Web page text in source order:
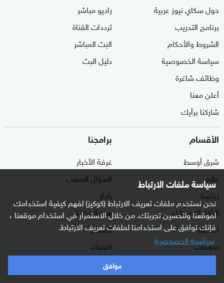
سياسة ملفات الارتباط
نحن نستخدم ملفات تعريف الارتباط (كوكيز) لفهم كيفية استخدامك
لموقعنا ولتحسين تجربتك. من خلال الاستمرار في استخدام موقعنا ،
فإنك توافق على استخدامنا لملفات تعريف الارتباط.
سياسية الخصوصية
موافق
حول سكاي نيوز عربية
برنامج التدريب
الشروط والأحكام
سياسة الخصوصية
وظائف شاغرة
أعلن معنا
شاركنا برأيك
راديو مباشر
ترددات القناة
البث المباشر
دليل البث
الأقسام
شرق أوسط
عالم
رياضة
الذكاء الاصطناعي
اقتصاد
منوعات
برامجنا
غرفة الأخبار
السؤال الصعب
رادار
هجمة مرتدة
الصباح
كلينيك
وثائقيات